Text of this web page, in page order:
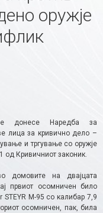
оружје
донесе Наредба за
лица за кривично дело –
и тргување со оружје
од Кривичниот законик.
домовите на двајцата
првиот осомничен било
M-95 со калибар 7,9
осомничен, пак, била